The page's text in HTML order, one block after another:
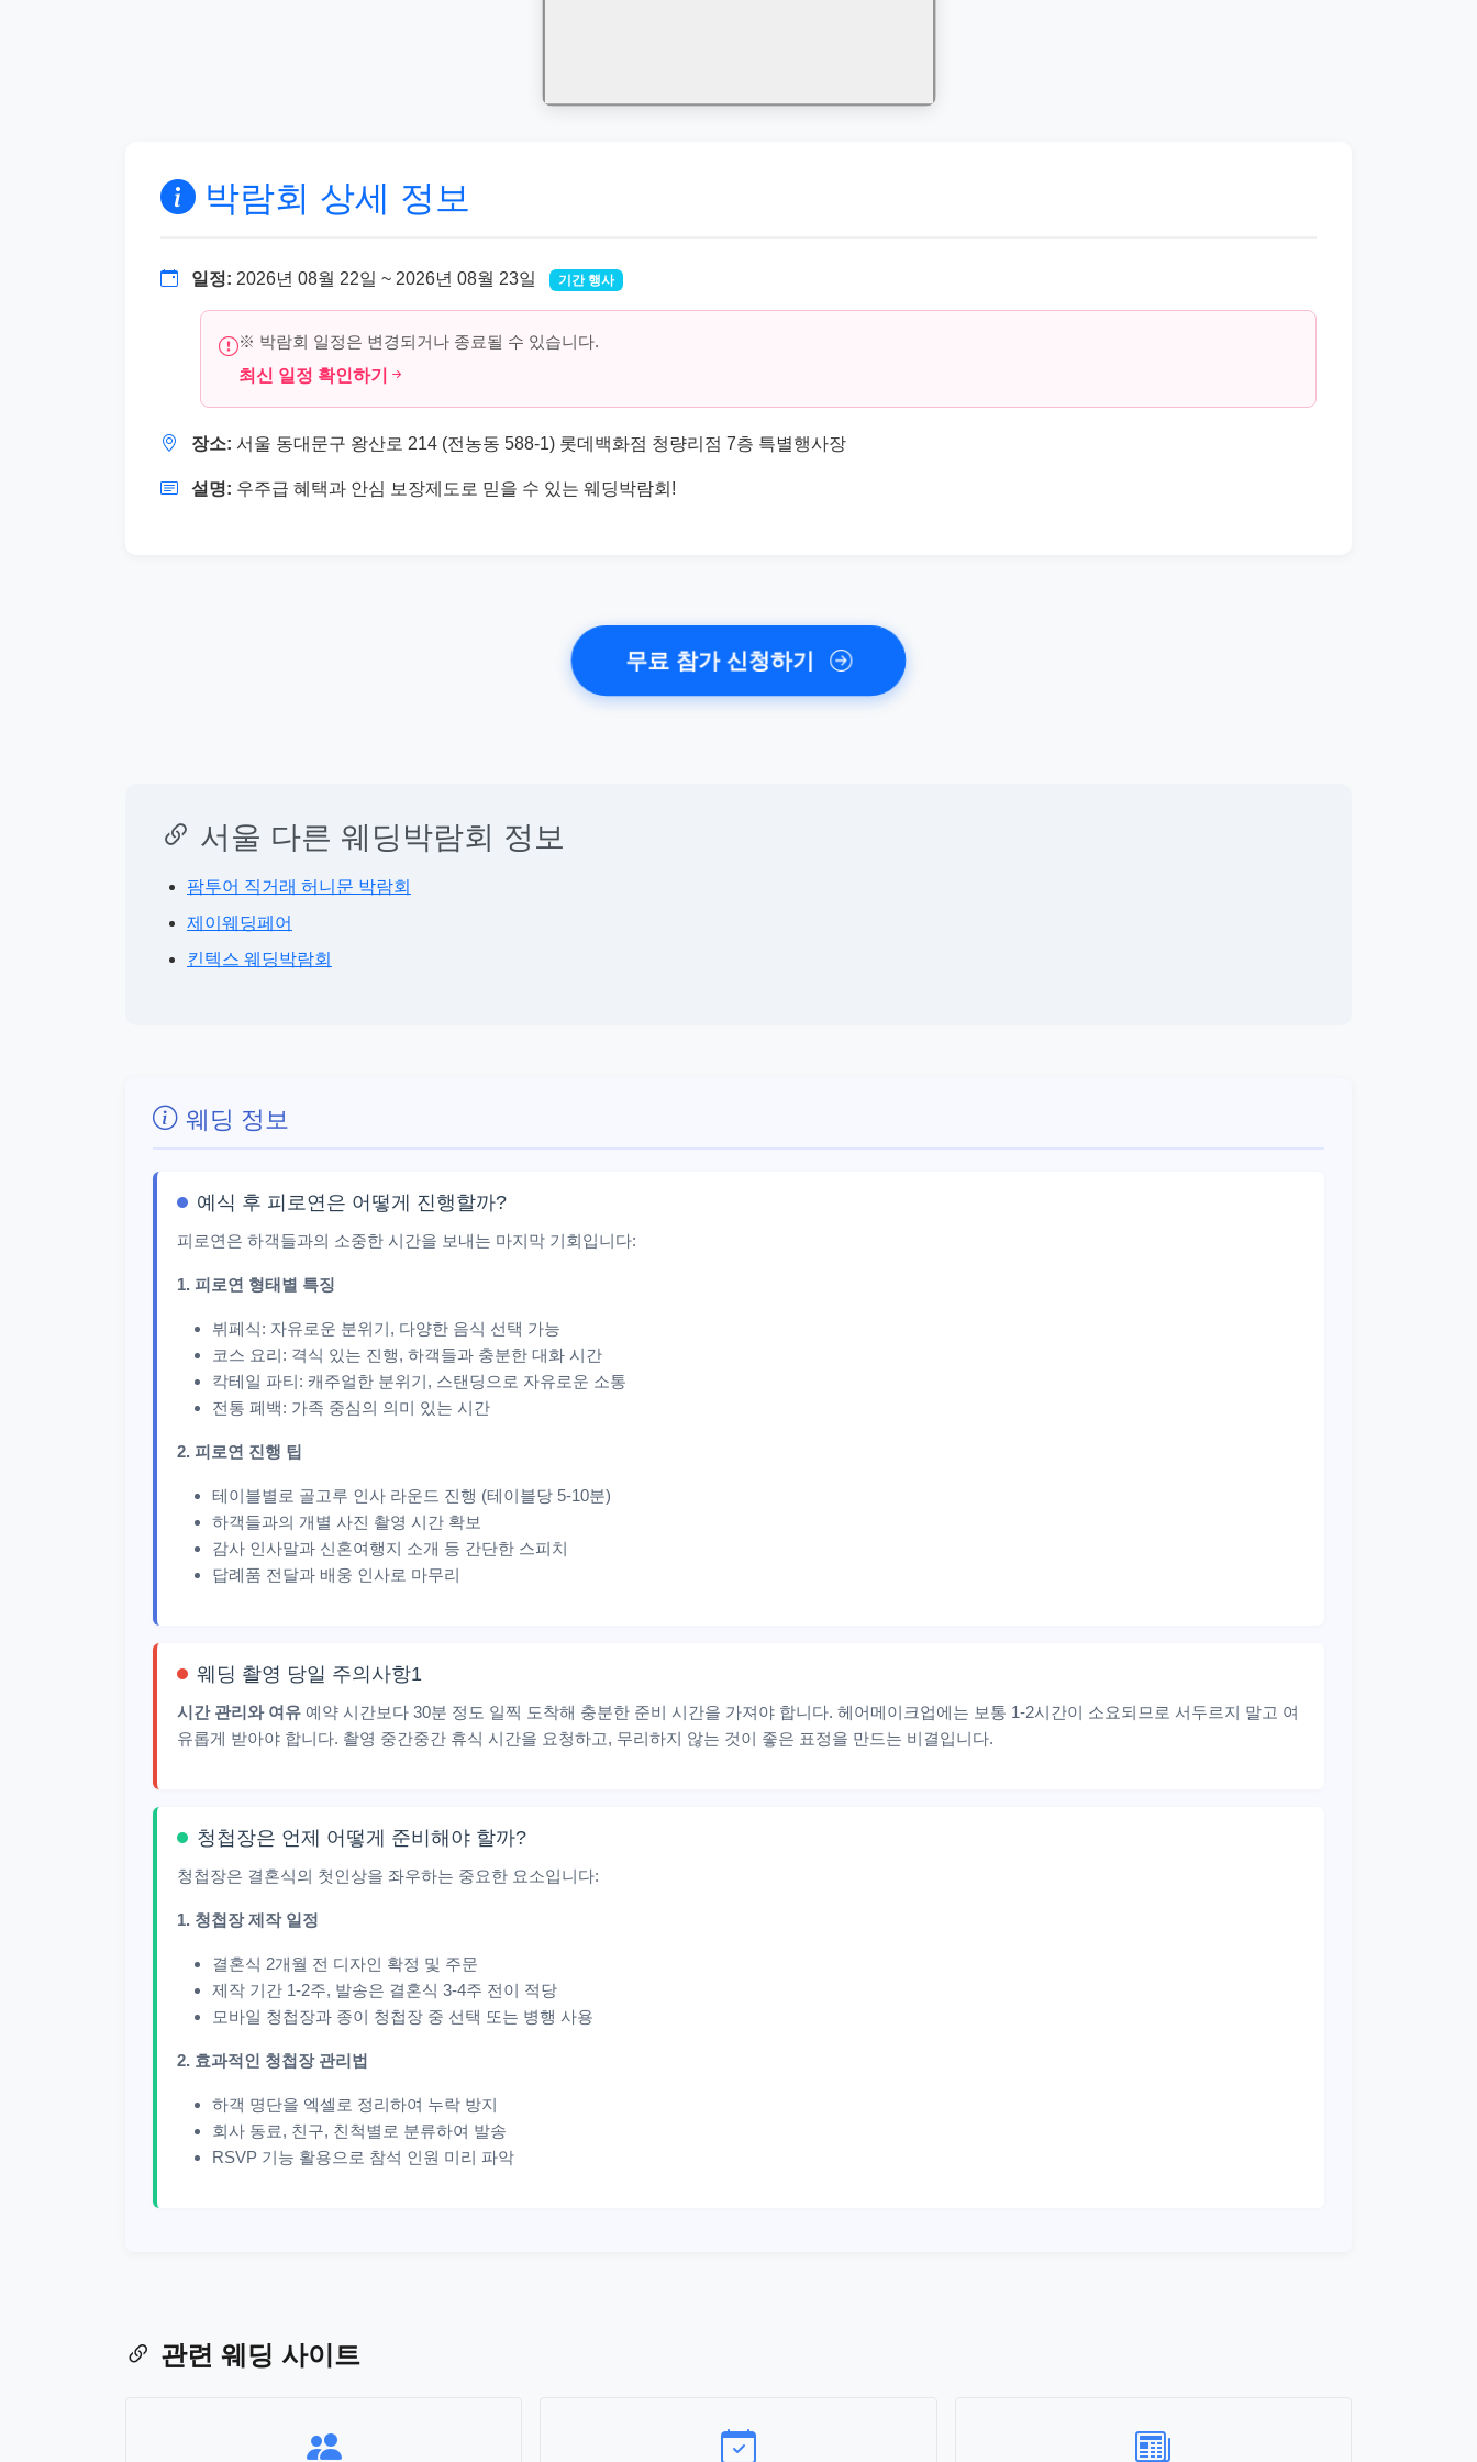
박람회 상세 정보
일정: 2026년 08월 22일 ~ 2026년 08월 23일 기간 행사
※ 박람회 일정은 변경되거나 종료될 수 있습니다.
최신 일정 확인하기
장소: 서울 동대문구 왕산로 214 (전농동 588-1) 롯데백화점 청량리점 7층 특별행사장
설명: 우주급 혜택과 안심 보장제도로 믿을 수 있는 웨딩박람회!
무료 참가 신청하기
서울 다른 웨딩박람회 정보
팜투어 직거래 허니문 박람회
제이웨딩페어
킨텍스 웨딩박람회
웨딩 정보
예식 후 피로연은 어떻게 진행할까?
피로연은 하객들과의 소중한 시간을 보내는 마지막 기회입니다:
1. 피로연 형태별 특징
뷔페식: 자유로운 분위기, 다양한 음식 선택 가능
코스 요리: 격식 있는 진행, 하객들과 충분한 대화 시간
칵테일 파티: 캐주얼한 분위기, 스탠딩으로 자유로운 소통
전통 폐백: 가족 중심의 의미 있는 시간
2. 피로연 진행 팁
테이블별로 골고루 인사 라운드 진행 (테이블당 5-10분)
하객들과의 개별 사진 촬영 시간 확보
감사 인사말과 신혼여행지 소개 등 간단한 스피치
답례품 전달과 배웅 인사로 마무리
웨딩 촬영 당일 주의사항1
시간 관리와 여유 예약 시간보다 30분 정도 일찍 도착해 충분한 준비 시간을 가져야 합니다. 헤어메이크업에는 보통 1-2시간이 소요되므로 서두르지 말고 여
유롭게 받아야 합니다. 촬영 중간중간 휴식 시간을 요청하고, 무리하지 않는 것이 좋은 표정을 만드는 비결입니다.
청첩장은 언제 어떻게 준비해야 할까?
청첩장은 결혼식의 첫인상을 좌우하는 중요한 요소입니다:
1. 청첩장 제작 일정
결혼식 2개월 전 디자인 확정 및 주문
제작 기간 1-2주, 발송은 결혼식 3-4주 전이 적당
모바일 청첩장과 종이 청첩장 중 선택 또는 병행 사용
2. 효과적인 청첩장 관리법
하객 명단을 엑셀로 정리하여 누락 방지
회사 동료, 친구, 친척별로 분류하여 발송
RSVP 기능 활용으로 참석 인원 미리 파악
관련 웨딩 사이트